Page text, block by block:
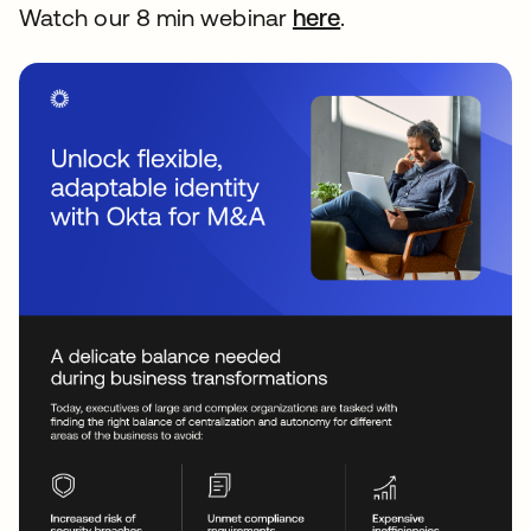
Watch our 8 min webinar herese abre en una
.